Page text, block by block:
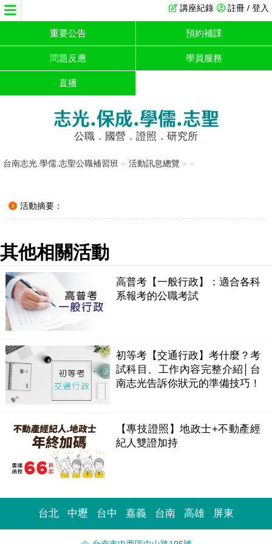
註冊 / 登入
講座紀錄
重要公告 預約補課
問題反應 學員服務
直播
志光.保成.學儒.志聖
公職．國營．證照．研究所
台南志光.學儒.志聖公職補習班 » 活動訊息總覽 » »
活動摘要：
其他相關活動
高普考【一般行政】：適合各科
系報考的公職考試
初等考【交通行政】考什麼？考
試科目、工作內容完整介紹│台
南志光告訴你狀元的準備技巧！
【專技證照】地政士+不動產經
紀人雙證加持
台北 中壢 台中 嘉義 台南 高雄 屏東